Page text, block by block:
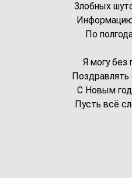
Злобных
По
Я могу без
Поздравлять
С Новым
Пусть всё